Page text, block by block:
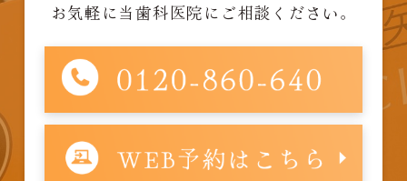
お気軽に当歯科医院にご相談ください。